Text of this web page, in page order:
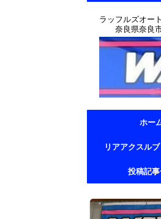
ラッフルズオ
奈良県奈良市
ホー
リアアクスル
投稿記